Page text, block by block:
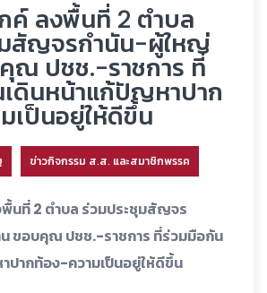
ค์ ลงพื้นที่ 2 ตำบล
มสัญจรกำนัน-ผู้ใหญ่
ณ ปชช.-ราชการ ที่
ดินหน้าแก้ปัญหาปาก
เป็นอยู่ให้ดีขึ้น
ข่าวกิจกรรม ส.ส. และสมาชิกพรรค
นที่ 2 ตำบล ร่วมประชุมสัญจร
ขอบคุณ ปชช.-ราชการ ที่ร่วมมือกัน
ปากท้อง-ความเป็นอยู่ให้ดีขึ้น